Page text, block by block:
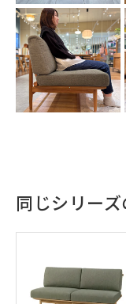
同じシリー